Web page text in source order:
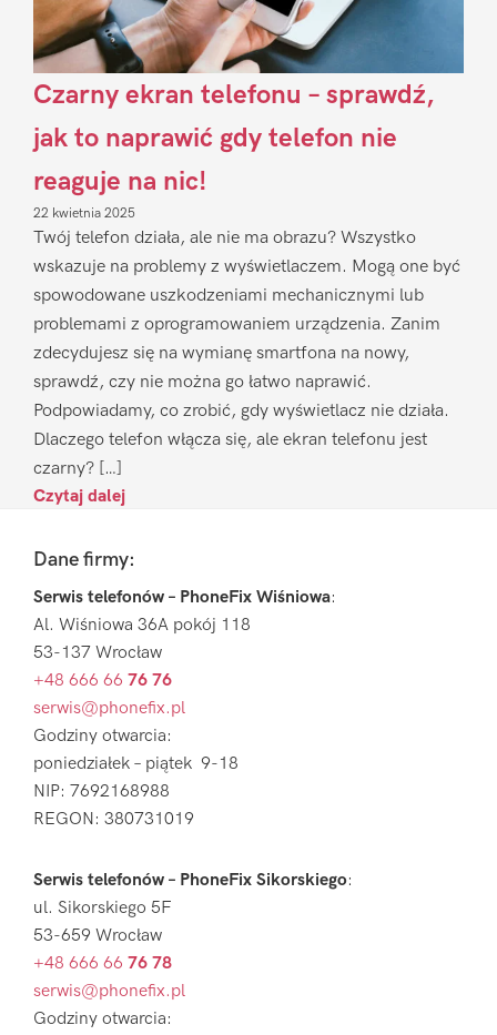
Czarny ekran telefonu – sprawdź,
jak to naprawić gdy telefon nie
reaguje na nic!
22 kwietnia 2025
Twój telefon działa, ale nie ma obrazu? Wszystko
wskazuje na problemy z wyświetlaczem. Mogą one być
spowodowane uszkodzeniami mechanicznymi lub
problemami z oprogramowaniem urządzenia. Zanim
zdecydujesz się na wymianę smartfona na nowy,
sprawdź, czy nie można go łatwo naprawić.
Podpowiadamy, co zrobić, gdy wyświetlacz nie działa.
Dlaczego telefon włącza się, ale ekran telefonu jest
czarny? […]
Czytaj dalej
FooterDane firmy:
Serwis telefonów – PhoneFix Wiśniowa:
Al. Wiśniowa 36A pokój 118
53-137 Wrocław
+48 666 66 76 76
serwis@phonefix.pl
Godziny otwarcia:
poniedziałek – piątek 9-18
NIP: 7692168988
REGON: 380731019
Serwis telefonów – PhoneFix Sikorskiego:
ul. Sikorskiego 5F
53-659 Wrocław
+48 666 66 76 78
serwis@phonefix.pl
Godziny otwarcia: